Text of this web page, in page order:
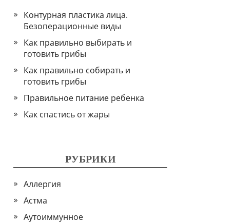
Контурная пластика лица.
Безоперационные виды
Как правильно выбирать и
готовить грибы
Как правильно собирать и
готовить грибы
Правильное питание ребенка
Как спастись от жары
РУБРИКИ
Аллергия
Астма
Аутоиммунное